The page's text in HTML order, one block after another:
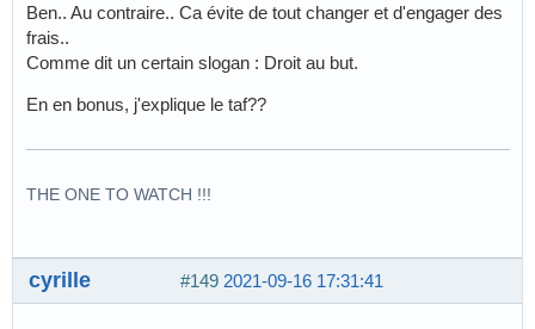
Ben.. Au contraire.. Ca évite de tout changer et d'engager des
frais..
Comme dit un certain slogan : Droit au but.
En en bonus, j'explique le taf??
THE ONE TO WATCH !!!
#149 2021-09-16 17:31:41
cyrille